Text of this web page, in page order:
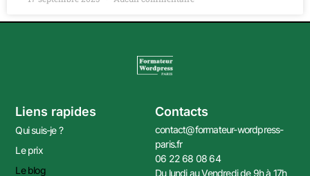
Liens rapides
Qui suis-je ?
Le prix
Le blog
Contacts
contact@formateur-wordpress-
paris.fr
06 22 68 08 64
Du lundi au Vendredi de 9h à 17h